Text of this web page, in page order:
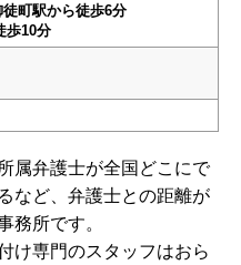
町駅から徒歩6分
歩10分
属弁護士が全国どこにで
など、弁護士との距離が
務所です。
け専門のスタッフはおら